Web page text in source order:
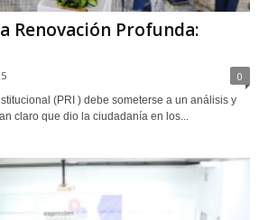
Renovación Profunda:
0
(PRI ) debe someterse a un análisis y
claro que dio la ciudadanía en los...